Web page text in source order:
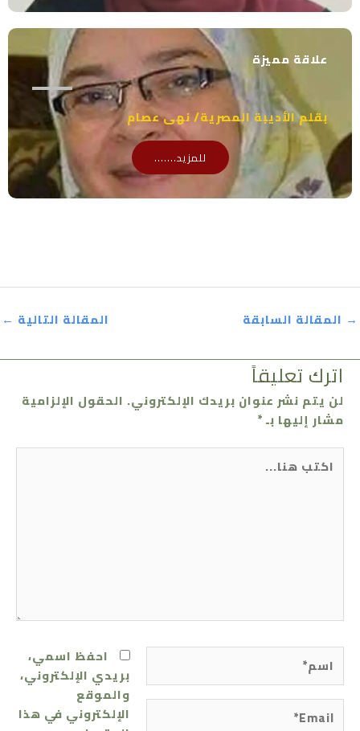
علاقة مميزة
بقلم الأديبة المصرية/ نهى عصام
للمزيد.......
→ المقالة السابقة المقالة التالية ←
اترك تعليقاً
لن يتم نشر عنوان بريدك الإلكتروني. الحقول الإلزامية
مشار إليها بـ*
هنا...
اسم*
احفظ اسمي،
بريدي الإلكتروني،
والموقع
الإلكتروني في هذا